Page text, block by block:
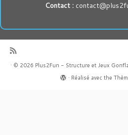
Contact :
· © 2026 Plus2Fun - Structure et Jeux
· Réalisé avec the